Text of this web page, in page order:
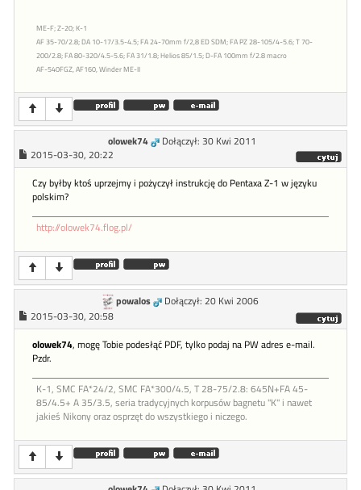
ME-F; Z-20; K-1
AF 35-70/2.8; DA 10-17/3.5-4.5; FA 24-70mm f/2,8 ED SDM; FA PZ 28-105/4-5.6; T 70-
200/2.8; FA 80-320/4.5-5.6; FA 31/1.8; Helios 85/1.5; D-FA 100mm f/2.8 macro
AF-540FGZ, AF160, Winder ME-II
olowek74
Dołączył: 30 Kwi 2011
2015-03-30, 20:22
Czy byłby ktoś uprzejmy i pożyczył instrukcję do Pentaxa Z-1 w języku
polskim?
http://olowek74.flog.pl/
powalos
Dołączył: 20 Kwi 2006
2015-03-30, 20:58
olowek74, mogę Tobie podesłąć PDF, tylko podaj na PW adres e-mail.
Pzdr.
K-1, SMC FA*24/2, SMC FA*300/4.5, T 28-75/2.8: 645N+FA 45-
85/4.5+ A 35/3.5, seria tradycyjnych korpusów bagnetu "K" i nawet
jakieś Nikony oraz osprzęt do wszystkiego i niczego.